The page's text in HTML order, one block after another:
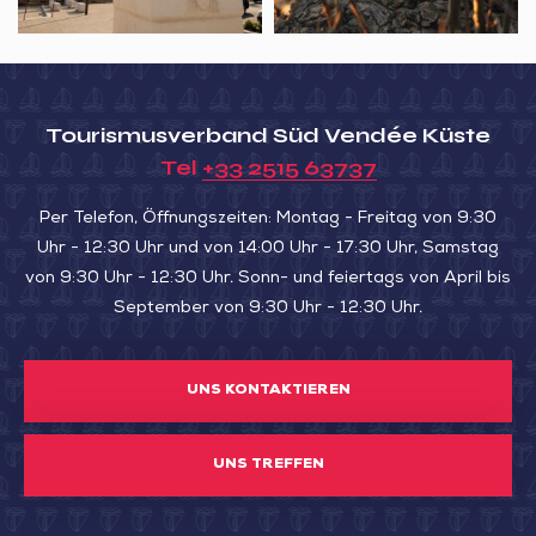
de
L’ARGILE“
SIE
SUMPF
MIT
LEHM“)
Tourismusverband Süd Vendée Küste
Tel +33 2515 63737
Per Telefon, Öffnungszeiten: Montag - Freitag von 9:30
Uhr - 12:30 Uhr und von 14:00 Uhr - 17:30 Uhr, Samstag
von 9:30 Uhr - 12:30 Uhr. Sonn- und feiertags von April bis
September von 9:30 Uhr - 12:30 Uhr.
UNS KONTAKTIEREN
UNS TREFFEN